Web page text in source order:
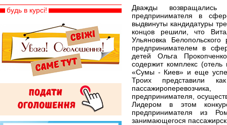
Дважды
предпринимателя в
выдвинуты кандидатуры
концов решили, что
Ульяновка
предпринимателем в
детей Ольга
содержит комплекс
«Сумы - Киев» и еще
Троих представили
предпринимателя,
Лидером в этом
предпринимателя из
занимающегося
будь в курсі!